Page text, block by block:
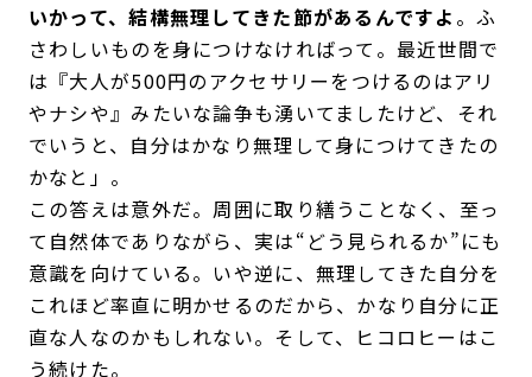
いかって、結構無理してきた節があるんですよ 。ふ
さわしいものを身につけなければって。最近世間で
は『大人が500円のアクセサリーをつけるのはアリ
やナシや』みたいな論争も湧いてましたけど、それ
でいうと、自分はかなり無理して身につけてきたの
かなと」。
この答えは意外だ。周囲に取り繕うことなく、至っ
て自然体でありながら、実は“どう見られるか”にも
意識を向けている。いや逆に、無理してきた自分を
これほど率直に明かせるのだから、かなり自分に正
直な人なのかもしれない。そして、ヒコロヒーはこ
う続けた。